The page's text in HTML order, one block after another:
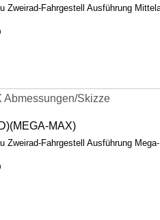
Zweirad-Fahrgestell Ausführung
Abmessungen/Skizze
MAX)
Zweirad-Fahrgestell Ausführung